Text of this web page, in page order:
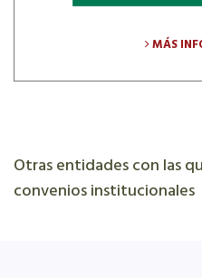
MÁS
Otras entidades con las
convenios institucionales